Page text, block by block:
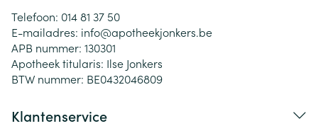
Telefoon: 014 81 37 50
E-mailadres: info@apotheekjonkers.be
APB nummer: 130301
Apotheek titularis: Ilse Jonkers
BTW nummer: BE0432046809
Klantenservice